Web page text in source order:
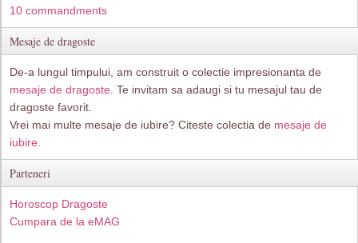
10 commandments
Mesaje de dragoste
De-a lungul timpului, am construit o colectie impresionanta de
mesaje de dragoste . Te invitam sa adaugi si tu mesajul tau de
dragoste favorit.
Vrei mai multe mesaje de iubire? Citeste colectia de mesaje de
iubire.
Parteneri
Horoscop Dragoste
Cumpara de la eMAG